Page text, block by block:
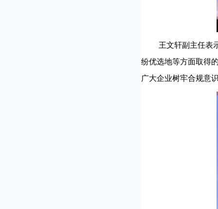
王文轩副主任表示
纷优选地等方面取得
广大企业树牢合规意